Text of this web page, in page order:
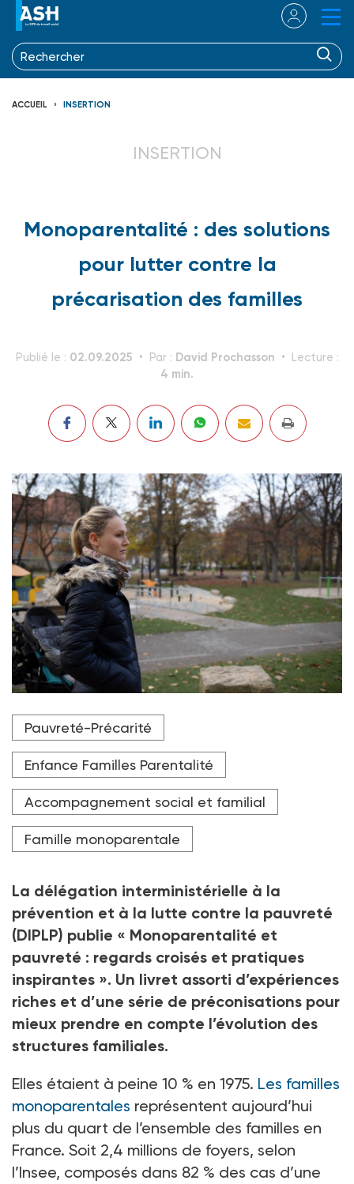
ACCUEIL INSERTION
INSERTION
Monoparentalité : des solutions
pour lutter contre la
précarisation des familles
Publié le : 02.09.2025 Par : David Prochasson Lecture :
4 min.
Quelque 20 % des mères seules sont des travailleurs
pauvres. L'inégalité entre hommes et femmes est
de vie baisser de 20 % après la séparation contre 10 %
pour les premiers.
Crédit photo Mediaparts - stock.adobe.com
Pauvreté-Précarité
Enfance Familles Parentalité
Accompagnement social et familial
Famille monoparentale
La délégation interministérielle à la
prévention et à la lutte contre la pauvreté
(DIPLP) publie « Monoparentalité et
pauvreté : regards croisés et pratiques
inspirantes ». Un livret assorti d’expériences
riches et d’une série de préconisations pour
mieux prendre en compte l’évolution des
structures familiales.
Elles étaient à peine 10 % en 1975. Les familles
monoparentales représentent aujourd’hui
plus du quart de l’ensemble des familles en
France. Soit 2,4 millions de foyers, selon
l’Insee, composés dans 82 % des cas d’une